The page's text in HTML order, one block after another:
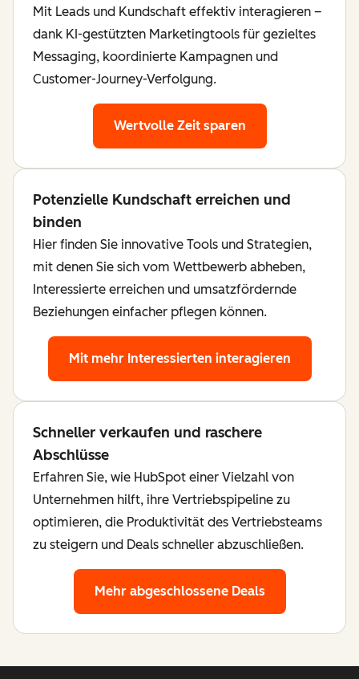
Mit Leads und Kundschaft effektiv interagieren –
dank KI-gestützten Marketingtools für gezieltes
Messaging, koordinierte Kampagnen und
Customer-Journey-Verfolgung.
Wertvolle Zeit sparen
Potenzielle Kundschaft erreichen und
binden
Hier finden Sie innovative Tools und Strategien,
mit denen Sie sich vom Wettbewerb abheben,
Interessierte erreichen und umsatzfördernde
Beziehungen einfacher pflegen können.
Mit mehr Interessierten interagieren
Schneller verkaufen und raschere
Abschlüsse
Erfahren Sie, wie HubSpot einer Vielzahl von
Unternehmen hilft, ihre Vertriebspipeline zu
optimieren, die Produktivität des Vertriebsteams
zu steigern und Deals schneller abzuschließen.
Mehr abgeschlossene Deals